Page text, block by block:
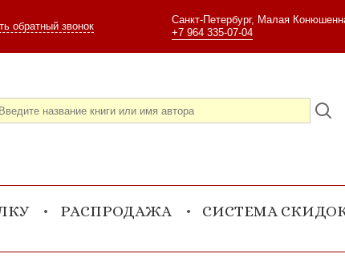
обратный звонок
Санкт-Петербург, Малая
+7 964 335-07-04
РАСПРОДАЖА
СИСТЕМА